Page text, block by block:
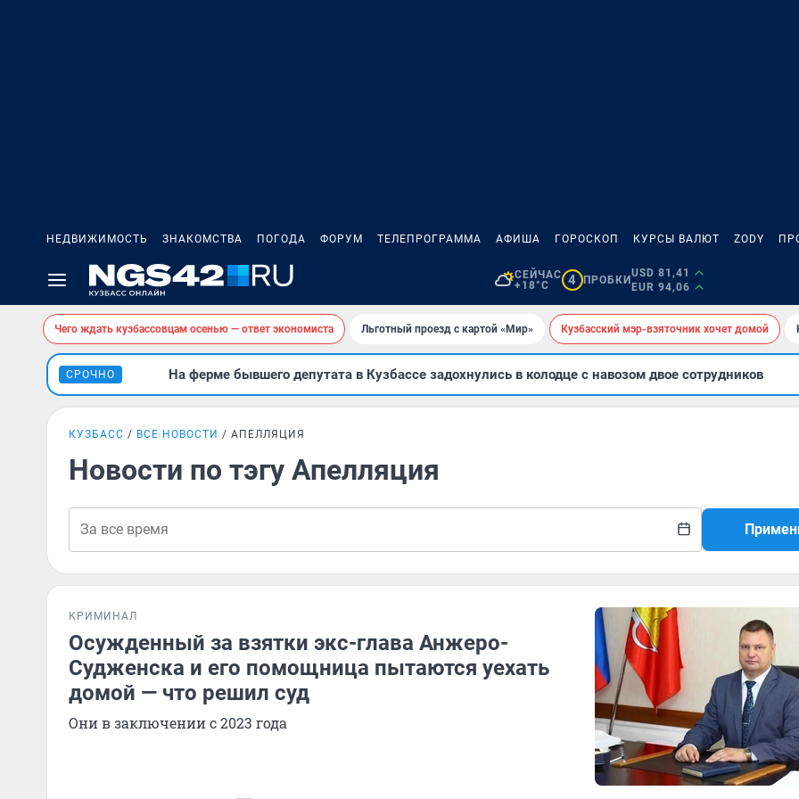
НЕДВИЖИМОСТЬ ЗНАКОМСТВА ПОГОДА ФОРУМ ТЕЛЕПРОГРАММА АФИША ГОРОСКОП КУРСЫ ВАЛЮТ ZODY
СЕЙЧАС
+18°C
4 ПРОБКИ
USD 81,41
EUR 94,06
Чего ждать кузбассовцам осенью — ответ экономиста Льготный проезд с картой «Мир» Кузбасский мэр-взяточник хочет домой
СРОЧНО На ферме бывшего депутата в Кузбассе задохнулись в колодце с навозом двое сотрудников
КУЗБАСС ВСЕ НОВОСТИ АПЕЛЛЯЦИЯ
Новости по тэгу Апелляция
КРИМИНАЛ
Осужденный за взятки экс-глава Анжеро-
Судженска и его помощница пытаются уехать
домой — что решил суд
Они в заключении с 2023 года